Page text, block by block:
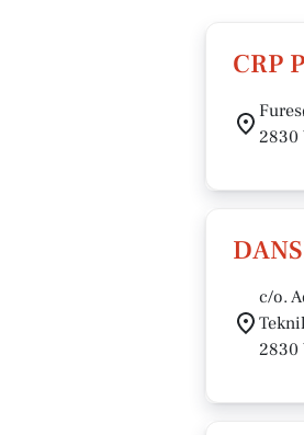
CRP
2830
c/o.
2830